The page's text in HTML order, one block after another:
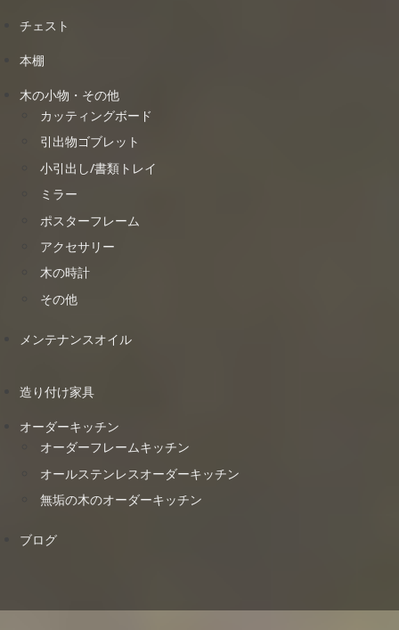
チェスト
本棚
木の小物・その他
カッティングボード
引出物ゴブレット
小引出し/書類トレイ
ミラー
ポスターフレーム
アクセサリー
木の時計
その他
メンテナンスオイル
造り付け家具
オーダーキッチン
オーダーフレームキッチン
オールステンレスオーダーキッチン
無垢の木のオーダーキッチン
ブログ